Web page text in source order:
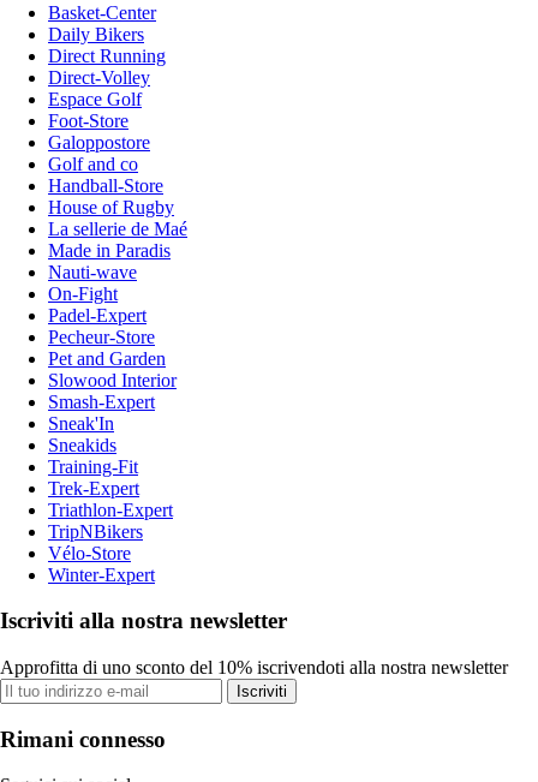
Basket-Center
Daily Bikers
Direct Running
Direct-Volley
Espace Golf
Foot-Store
Galoppostore
Golf and co
Handball-Store
House of Rugby
La sellerie de Maé
Made in Paradis
Nauti-wave
On-Fight
Padel-Expert
Pecheur-Store
Pet and Garden
Slowood Interior
Smash-Expert
Sneak'In
Sneakids
Training-Fit
Trek-Expert
Triathlon-Expert
TripNBikers
Vélo-Store
Winter-Expert
Iscriviti alla nostra newsletter
Approfitta di uno sconto del 10% iscrivendoti alla nostra newsletter
Iscriviti
Rimani connesso